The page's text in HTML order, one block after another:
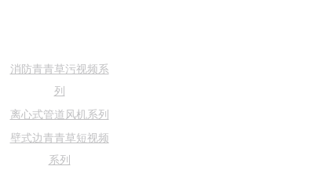
消防青青草污视频系
列
离心式管道风机系列
壁式边青青草短视频
系列